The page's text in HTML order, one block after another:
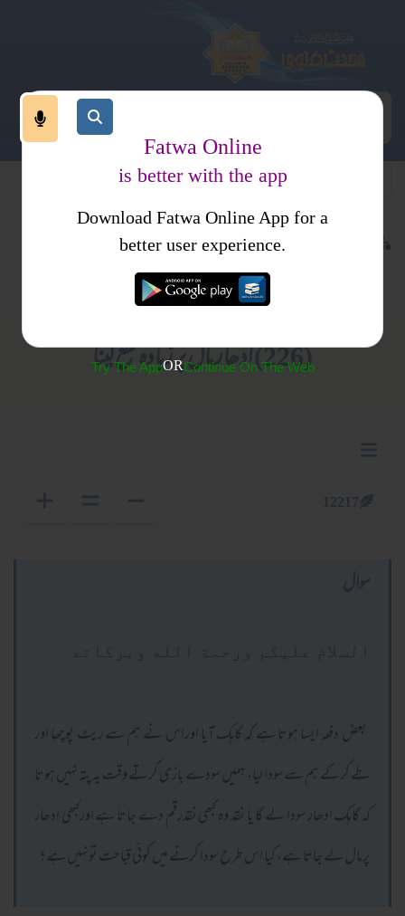
مالی معاملات
کتب فتاوی
فتاوی اصحاب الحدیث جلد2
(226) ادھار مال پر زیادہ نفع لینا
السلام عليكم ورحمة الله وبركاته
بعض دفعہ ایسا ہوتا ہے کہ گاہک آیا اوراس نے ہم سے ریٹ پوچھا اور
طے کرکے ہم سے سودا لیا، ہمیں سودے بازی کرتے وقت یہ پتہ نہیں ہوتا
کہ گاہک ادھار سودا لے گا یا نقد وہ کبھی نقدرقم دے جاتا ہے اورکبھی ادھار
پرمال لے جاتا ہے، کیا اس طرح سودا کرنے میں کوئی قباحت تونہیں ہے؟
Fatwa Online
is better with the app
Download Fatwa Online App for a
better user experience.
Try The AppORContinue On The Web